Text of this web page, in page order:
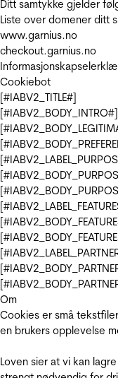
Ditt samtykke gjelder
Liste over domener ditt
www.garnius.no
checkout.garnius.no
Cookiebot
[#IABV2_TITLE#]
[#IABV2_BODY_INTRO#]
Om
Cookies er små
en brukers opplevelse
Loven sier at vi kan